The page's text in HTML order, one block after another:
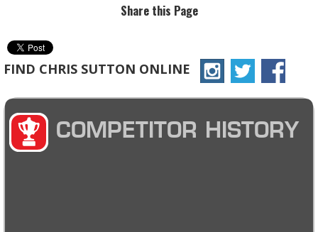
Share this Page
FIND CHRIS SUTTON ONLINE
COMPETITOR HISTORY